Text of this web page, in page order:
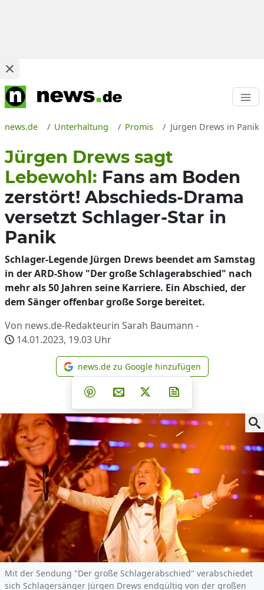
news.de Unterhaltung Promis Jürgen Drews in Panik
Jürgen Drews sagt
Lebewohl: Fans am Boden
zerstört! Abschieds-Drama
versetzt Schlager-Star in
Panik
Schlager-Legende Jürgen Drews beendet am Samstag
in der ARD-Show "Der große Schlagerabschied" nach
mehr als 50 Jahren seine Karriere. Ein Abschied, der
dem Sänger offenbar große Sorge bereitet.
Von news.de-Redakteurin Sarah Baumann -
14.01.2023, 19.03 Uhr
news.de zu Google
news.de zu Google hinzufügen
Teilen auf Facebook
Teilen auf Whatsapp
Teilen auf Telegram
Teilen auf Pinterest
Per E-Mail teilen
Post auf X
Mit der Sendung "Der große Schlagerabschied" verabschiedet
sich Schlagersänger Jürgen Drews endgültig von der großen